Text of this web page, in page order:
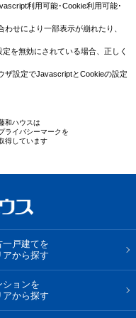
利用可能･Cookie利用可能･
せにより一部表示が崩れたり、
を無効にされている場合、正しく
ザ設定でJavascriptとCookieの設定
和ハウスは
ライバシーマークを
得しています
一戸建てを
アから探す
ションを
アから探す